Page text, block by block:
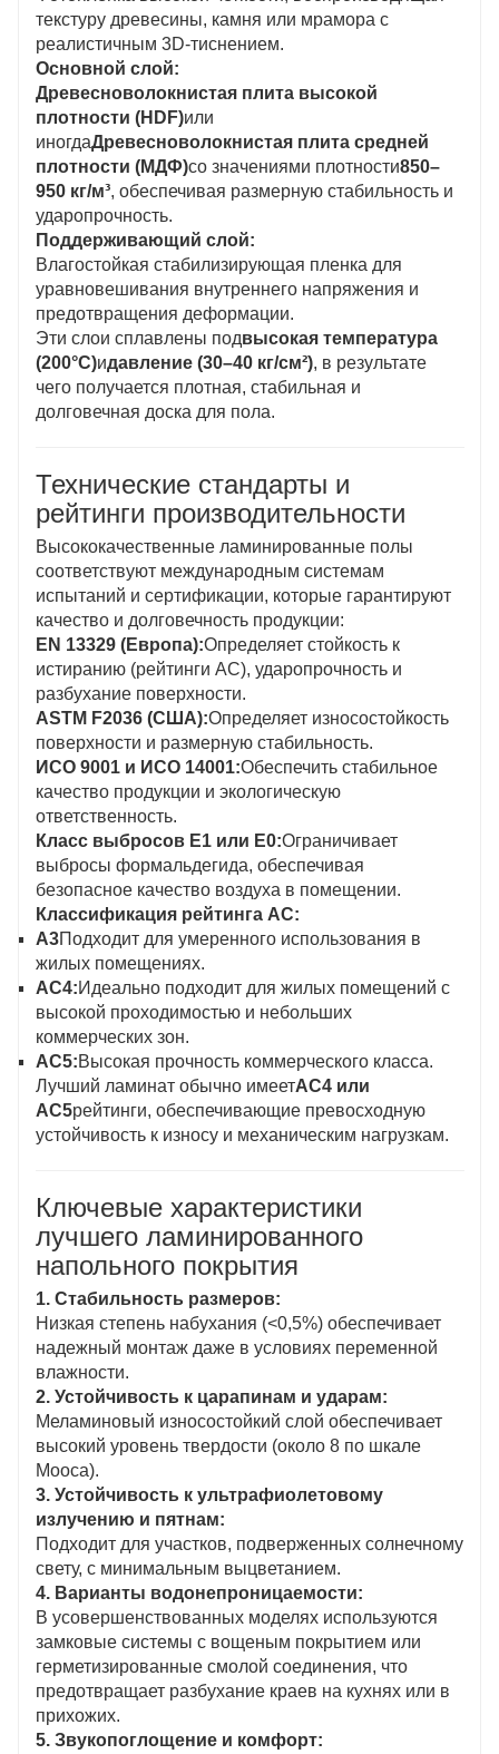
текстуру древесины, камня или мрамора с
реалистичным 3D-тиснением.
Основной слой:
Древесноволокнистая плита высокой
плотности (HDF)или
иногдаДревесноволокнистая плита средней
плотности (МДФ)со значениями плотности850–
950 кг/м³, обеспечивая размерную стабильность и
ударопрочность.
Поддерживающий слой:
Влагостойкая стабилизирующая пленка для
уравновешивания внутреннего напряжения и
предотвращения деформации.
Эти слои сплавлены подвысокая температура
(200°С)идавление (30–40 кг/см²), в результате
чего получается плотная, стабильная и
долговечная доска для пола.
Технические стандарты и
рейтинги производительности
Высококачественные ламинированные полы
соответствуют международным системам
испытаний и сертификации, которые гарантируют
качество и долговечность продукции:
EN 13329 (Европа):Определяет стойкость к
истиранию (рейтинги AC), ударопрочность и
разбухание поверхности.
ASTM F2036 (США):Определяет износостойкость
поверхности и размерную стабильность.
ИСО 9001 и ИСО 14001:Обеспечить стабильное
качество продукции и экологическую
ответственность.
Класс выбросов E1 или E0:Ограничивает
выбросы формальдегида, обеспечивая
безопасное качество воздуха в помещении.
Классификация рейтинга AC:
А3Подходит для умеренного использования в
жилых помещениях.
АС4:Идеально подходит для жилых помещений с
высокой проходимостью и небольших
коммерческих зон.
АС5:Высокая прочность коммерческого класса.
Лучший ламинат обычно имеетAC4 или
AC5рейтинги, обеспечивающие превосходную
устойчивость к износу и механическим нагрузкам.
Ключевые характеристики
лучшего ламинированного
напольного покрытия
1. Стабильность размеров:
Низкая степень набухания (<0,5%) обеспечивает
надежный монтаж даже в условиях переменной
влажности.
2. Устойчивость к царапинам и ударам:
Меламиновый износостойкий слой обеспечивает
высокий уровень твердости (около 8 по шкале
Мооса).
3. Устойчивость к ультрафиолетовому
излучению и пятнам:
Подходит для участков, подверженных солнечному
свету, с минимальным выцветанием.
4. Варианты водонепроницаемости:
В усовершенствованных моделях используются
замковые системы с вощеным покрытием или
герметизированные смолой соединения, что
предотвращает разбухание краев на кухнях или в
прихожих.
5. Звукопоглощение и комфорт: